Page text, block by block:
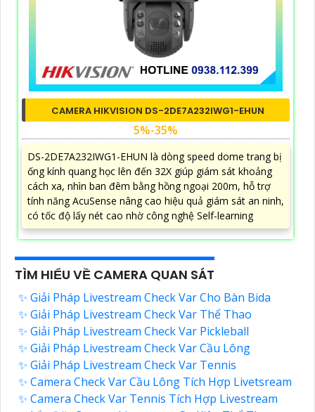
CAMERA HIKVISION DS-2DE7A232IWG1-EHUN
5%-35%
DS-2DE7A232IWG1-EHUN là dòng speed dome trang bị
ống kính quang học lên đến 32X giúp giám sát khoảng
cách xa, nhìn ban đêm bằng hồng ngoại 200m, hỗ trợ
tính năng AcuSense nâng cao hiệu quả giám sát an ninh,
có tốc độ lấy nét cao nhờ công nghệ Self-learning
TÌM HIỂU VỀ CAMERA QUAN SÁT
✨ Giải Pháp Livestream Check Var Cho Bàn Bida
✨ Giải Pháp Livestream Check Var Thể Thao
✨ Giải Pháp Livestream Check Var Pickleball
✨ Giải Pháp Livestream Check Var Cầu Lông
✨ Giải Pháp Livestream Check Var Tennis
✨ Camera Check Var Cầu Lông Tích Hợp Livetsream
✨ Camera Check Var Tennis Tích Hợp Livestream